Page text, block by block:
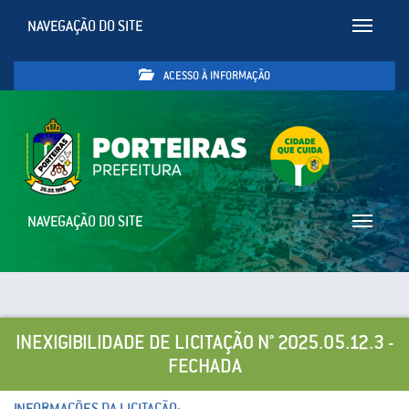
Toggle
NAVEGAÇÃO DO SITE
ACESSO À INFORMAÇÃO
Toggle
NAVEGAÇÃO DO SITE
INEXIGIBILIDADE DE LICITAÇÃO N° 2025.05.12.3 -
FECHADA